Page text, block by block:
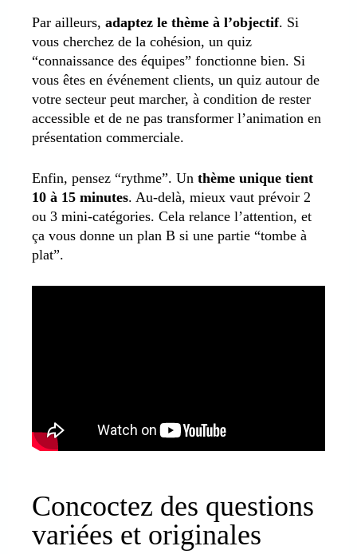
Par ailleurs, adaptez le thème à l’objectif. Si
vous cherchez de la cohésion, un quiz
“connaissance des équipes” fonctionne bien. Si
vous êtes en événement clients, un quiz autour de
votre secteur peut marcher, à condition de rester
accessible et de ne pas transformer l’animation en
présentation commerciale.
Enfin, pensez “rythme”. Un thème unique tient
10 à 15 minutes. Au-delà, mieux vaut prévoir 2
ou 3 mini-catégories. Cela relance l’attention, et
ça vous donne un plan B si une partie “tombe à
plat”.
Concoctez des questions
variées et originales